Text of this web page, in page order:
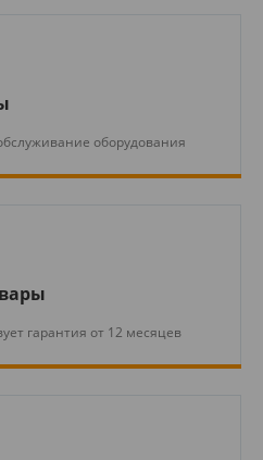
оборудования
гарантия от 12 месяцев